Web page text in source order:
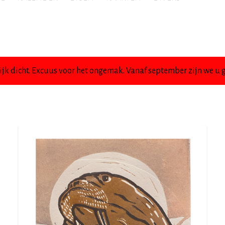
dicht. Excuus voor het ongemak. Vanaf september zijn we u